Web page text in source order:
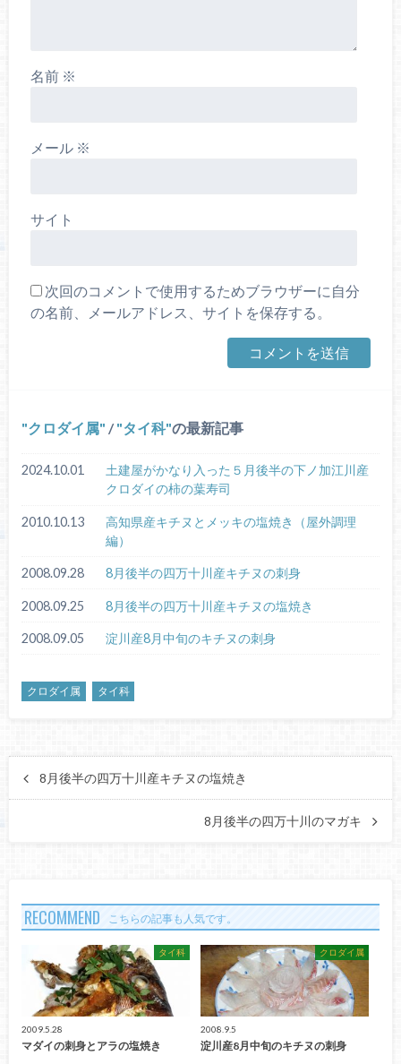
名前 ※
メール ※
サイト
次回のコメントで使用するためブラウザーに自分
の名前、メールアドレス、サイトを保存する。
クロダイ属 / タイ科 の最新記事
2024.10.01
土建屋がかなり入った５月後半の下ノ加江川産
クロダイの柿の葉寿司
2010.10.13
高知県産キチヌとメッキの塩焼き（屋外調理
編）
2008.09.28 8月後半の四万十川産キチヌの刺身
2008.09.25 8月後半の四万十川産キチヌの塩焼き
2008.09.05 淀川産8月中旬のキチヌの刺身
クロダイ属 タイ科
8月後半の四万十川産キチヌの塩焼き
8月後半の四万十川のマガキ
RECOMMEND こちらの記事も人気です。
タイ科
2009.5.28
マダイの刺身とアラの塩焼き
クロダイ属
2008.9.5
淀川産8月中旬のキチヌの刺身